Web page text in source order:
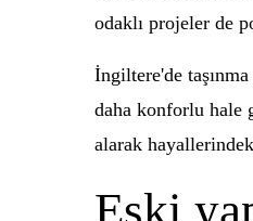
odaklı projeler de
İngiltere'de
daha konforlu hale
alarak
Eski